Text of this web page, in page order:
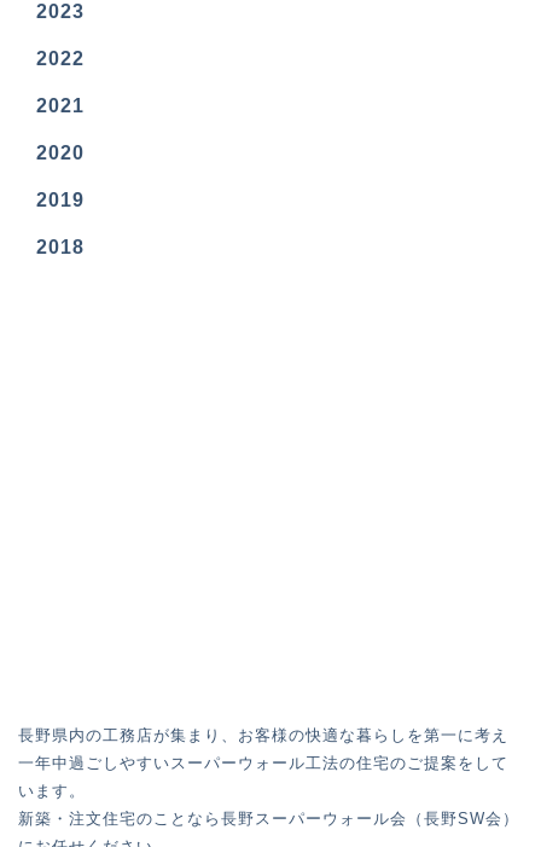
2023
2022
2021
2020
2019
2018
長野県内の工務店が集まり、お客様の快適な暮らしを第一に考え
一年中過ごしやすいスーパーウォール工法の住宅のご提案をして
います。
新築・注文住宅のことなら長野スーパーウォール会（長野SW会）